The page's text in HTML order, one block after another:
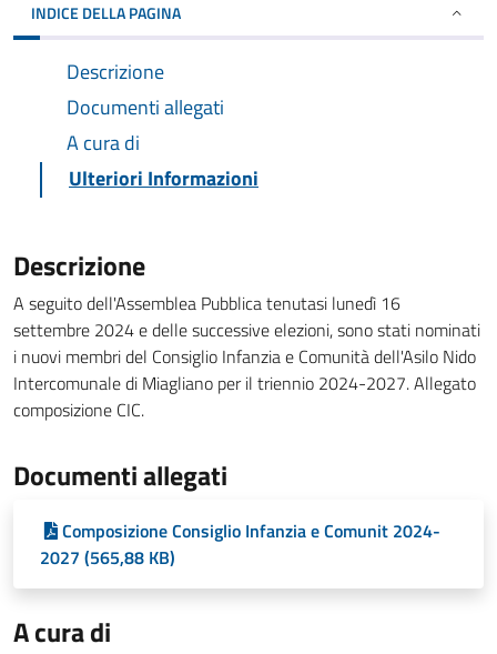
INDICE DELLA PAGINA
Descrizione
Documenti allegati
A cura di
Ulteriori Informazioni
Descrizione
A seguito dell'Assemblea Pubblica tenutasi lunedì 16
settembre 2024 e delle successive elezioni, sono stati nominati
i nuovi membri del Consiglio Infanzia e Comunità dell'Asilo Nido
Intercomunale di Miagliano per il triennio 2024-2027. Allegato
composizione CIC.
Documenti allegati
Composizione Consiglio Infanzia e Comunit 2024-
2027 (565,88 KB)
A cura di